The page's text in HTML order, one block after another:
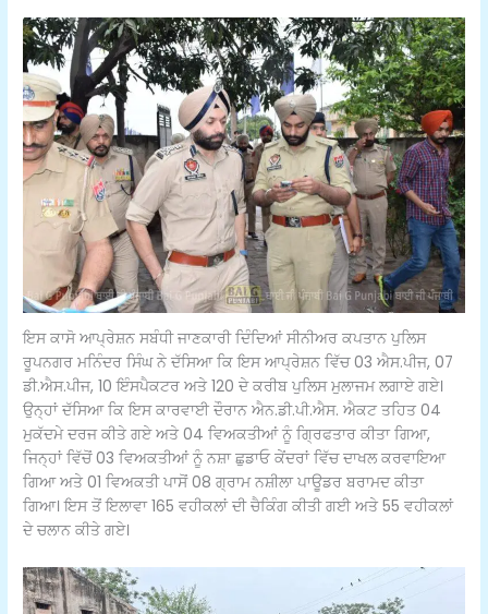
ਇਸ ਕਾਸੋ ਆਪ੍ਰੇਸ਼ਨ ਸਬੰਧੀ ਜਾਣਕਾਰੀ ਦਿੰਦਿਆਂ ਸੀਨੀਅਰ ਕਪਤਾਨ ਪੁਲਿਸ
ਰੂਪਨਗਰ ਮਨਿੰਦਰ ਸਿੰਘ ਨੇ ਦੱਸਿਆ ਕਿ ਇਸ ਆਪ੍ਰੇਸ਼ਨ ਵਿੱਚ 03 ਐਸ.ਪੀਜ, 07
ਡੀ.ਐਸ.ਪੀਜ, 10 ਇੰਸਪੈਕਟਰ ਅਤੇ 120 ਦੇ ਕਰੀਬ ਪੁਲਿਸ ਮੁਲਾਜਮ ਲਗਾਏ ਗਏ।
ਉਨ੍ਹਾਂ ਦੱਸਿਆ ਕਿ ਇਸ ਕਾਰਵਾਈ ਦੌਰਾਨ ਐਨ.ਡੀ.ਪੀ.ਐਸ. ਐਕਟ ਤਹਿਤ 04
ਮੁਕੱਦਮੇ ਦਰਜ ਕੀਤੇ ਗਏ ਅਤੇ 04 ਵਿਅਕਤੀਆਂ ਨੂੰ ਗ੍ਰਿਫਤਾਰ ਕੀਤਾ ਗਿਆ,
ਜਿਨ੍ਹਾਂ ਵਿੱਚੋਂ 03 ਵਿਅਕਤੀਆਂ ਨੂੰ ਨਸ਼ਾ ਛੁਡਾਓ ਕੇਂਦਰਾਂ ਵਿੱਚ ਦਾਖਲ ਕਰਵਾਇਆ
ਗਿਆ ਅਤੇ 01 ਵਿਅਕਤੀ ਪਾਸੋਂ 08 ਗ੍ਰਾਮ ਨਸ਼ੀਲਾ ਪਾਊਡਰ ਬਰਾਮਦ ਕੀਤਾ
ਗਿਆ। ਇਸ ਤੋਂ ਇਲਾਵਾ 165 ਵਹੀਕਲਾਂ ਦੀ ਚੈਕਿੰਗ ਕੀਤੀ ਗਈ ਅਤੇ 55 ਵਹੀਕਲਾਂ
ਦੇ ਚਲਾਨ ਕੀਤੇ ਗਏ।